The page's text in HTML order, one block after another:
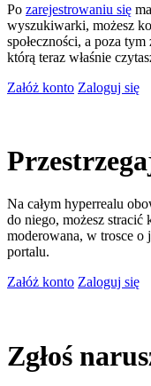
Po zarejestrowaniu się
wyszukiwarki, możesz
społeczności, a poza
którą teraz właśnie
Załóż konto Zaloguj się
Na całym hyperrealu
do niego, możesz stracić
moderowana, w trosce
portalu.
Załóż konto Zaloguj się
Zgłoś